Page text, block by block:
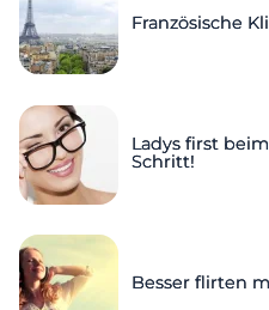
Französische
Ladys first
Schritt!
Besser flirten